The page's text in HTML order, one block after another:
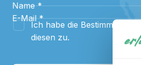
Name *
E-Mail *
Ich habe die Bestimmungen
diesen zu.